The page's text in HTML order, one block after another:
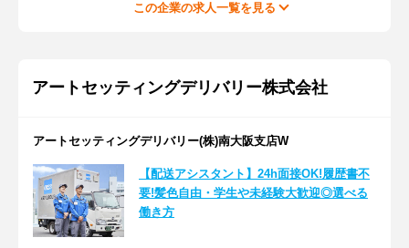
この企業の求人一覧を見る
アートセッティングデリバリー株式会社
アートセッティングデリバリー(株)南大阪支店W
【配送アシスタント】24h面接OK!履歴書不
要!髪色自由・学生や未経験大歓迎◎選べる
働き方